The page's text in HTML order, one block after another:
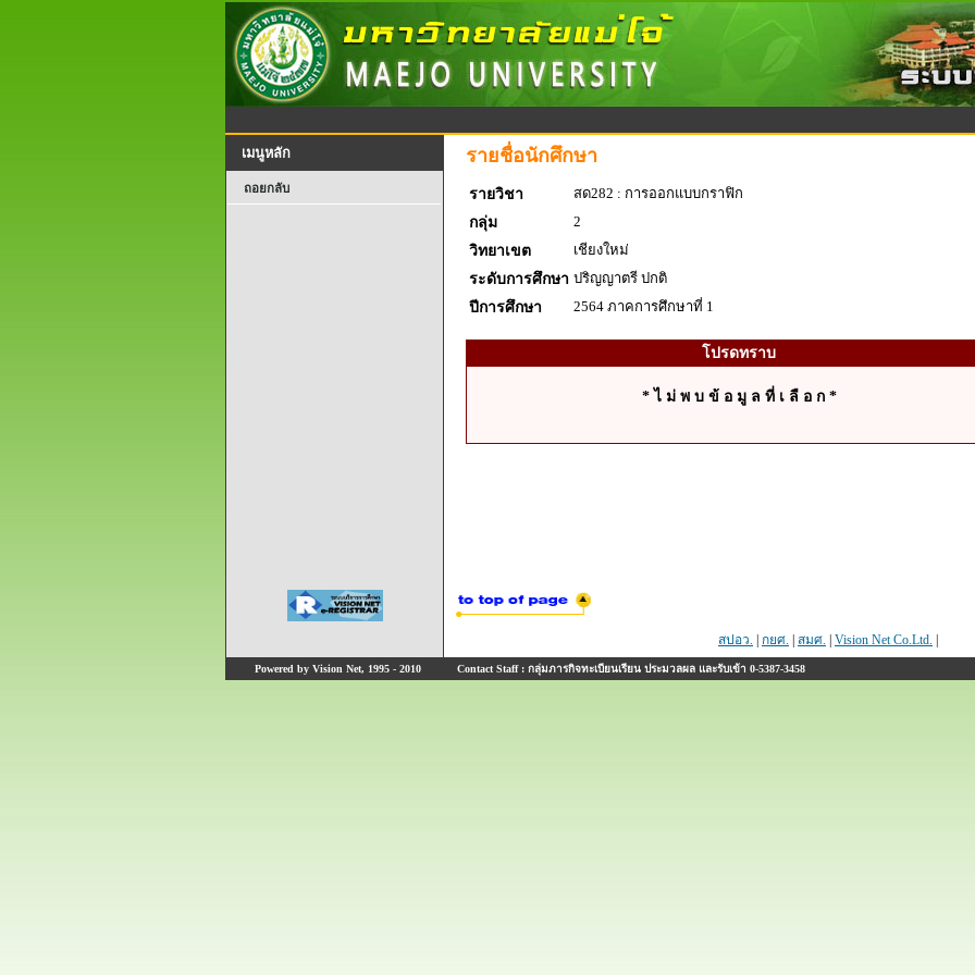
เมนูหลัก
ถอยกลับ
รายชื่อนักศึกษา
รายวิชา
สด282 : การออกแบบกราฟิก
กลุ่ม
2
วิทยาเขต
เชียงใหม่
ระดับการศึกษา ปริญญาตรี ปกติ
ปีการศึกษา
2564 ภาคการศึกษาที่ 1
โปรดทราบ
* ไ ม่ พ บ ข้ อ มู ล ที่ เ ลื อ ก *
สปอว. กยศ. สมศ. Vision Net Co.Ltd.
Powered by Vision Net, 1995 - 2010 Contact Staff : กลุ่มภารกิจทะเบียนเรียน ประมวลผล และรับเข้า 0-5387-3458